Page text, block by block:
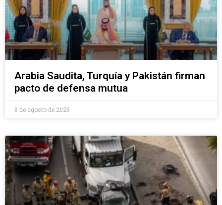
Arabia Saudita, Turquía y Pakistán firman
pacto de defensa mutua
8 de agosto de 2026